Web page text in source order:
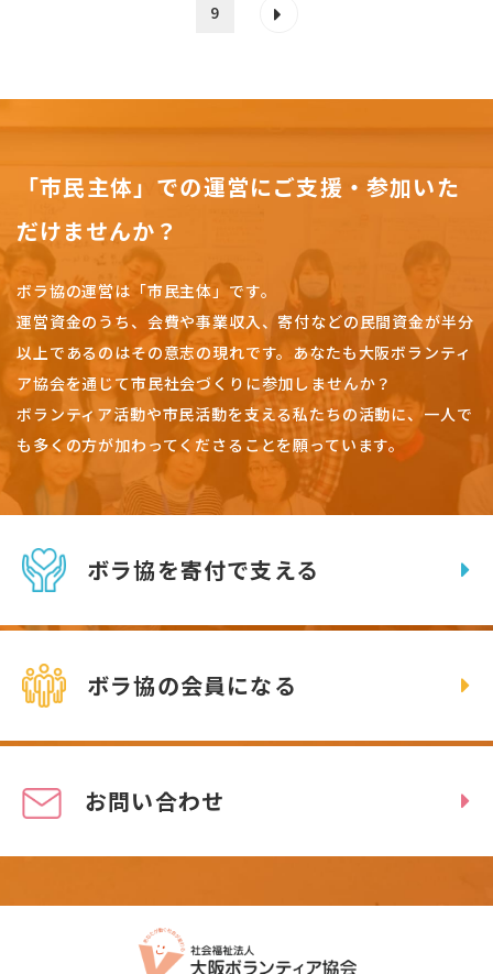
9
「市民主体」での運営にご支援・参加いた
だけませんか？
ボラ協の運営は「市民主体」です。
運営資金のうち、会費や事業収入、寄付などの民間資金が半分
以上であるのはその意志の現れです。 あなたも大阪ボランティ
ア協会を通じて市民社会づくりに参加しませんか？
ボランティア活動や市民活動を支える私たちの活動に、一人で
も多くの方が加わってくださることを願っています。
ボラ協を寄付で支える
ボラ協の会員になる
お問い合わせ